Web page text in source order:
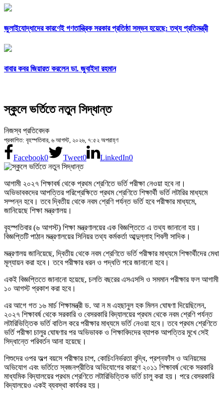
জুলাইযোদ্ধাদের কারণেই গণতান্ত্রিক সরকার প্রতিষ্ঠা সম্ভব হয়েছে: তথ্য প্রতিমন্ত্রী
বাবার কবর জিয়ারত করলেন ডা. জুবাইদা রহমান
স্কুলে ভর্তিতে নতুন সিদ্ধান্ত
নিজস্ব প্রতিবেদক
প্রকাশিত: বৃহস্পতিবার, ৬ আগস্ট, ২০২৬, ৭:৫২ অপরাহ্ণ
Facebook0 Tweet0 LinkedIn0
আগামী ২০২৭ শিক্ষাবর্ষ থেকে প্রথম শ্রেণিতে ভর্তি পরীক্ষা নেওয়া হবে না।
অভিভাবকদের আপত্তির পরিপ্রেক্ষিতে প্রথম শ্রেণিতে শিক্ষার্থী ভর্তি লটারির মাধ্যমে
সম্পন্ন হবে। তবে দ্বিতীয় থেকে নবম শ্রেণি পর্যন্ত ভর্তি হবে পরীক্ষার মাধ্যমে,
জানিয়েছে শিক্ষা মন্ত্রণালয়।
বৃহস্পতিবার (৬ আগস্ট) শিক্ষা মন্ত্রণালয়ের এক বিজ্ঞপ্তিতে এ তথ্য জানানো হয়।
বিজ্ঞপ্তিটি পাঠান মন্ত্রণালয়ের সিনিয়র তথ্য কর্মকর্তা আব্দুল্লাহ শিবলী সাদিক।
মন্ত্রণালয় জানিয়েছে, দ্বিতীয় থেকে নবম শ্রেণিতে ভর্তি পরীক্ষার মাধ্যমে শিক্ষার্থীদের মেধা
মূল্যায়ন করা হবে। তবে পরীক্ষার ধরন ও পদ্ধতি পরে জানানো হবে।
একই বিজ্ঞপ্তিতে জানানো হয়েছে, চলতি বছরের এসএসসি ও সমমান পরীক্ষার ফল আগামী
১০ আগস্ট প্রকাশ করা হবে।
এর আগে গত ১৬ মার্চ শিক্ষামন্ত্রী ড. আ ন ম এহছানুল হক মিলন ঘোষণা দিয়েছিলেন,
২০২৭ শিক্ষাবর্ষ থেকে সরকারি ও বেসরকারি বিদ্যালয়ের প্রথম থেকে নবম শ্রেণি পর্যন্ত
লটারিভিত্তিক ভর্তি বাতিল করে পরীক্ষার মাধ্যমে ভর্তি নেওয়া হবে। তবে প্রথম শ্রেণিতে
ভর্তি পরীক্ষা চালুর ঘোষণার পর অভিভাবক ও শিক্ষাবিদদের ব্যাপক আপত্তির মুখে সেই
সিদ্ধান্তে পরিবর্তন আনা হয়েছে।
শিশুদের ওপর অল্প বয়সে পরীক্ষার চাপ, কোচিংনির্ভরতা বৃদ্ধি, প্রশ্নফাঁস ও অনিয়মের
অভিযোগ এবং ভর্তিতে স্বজনপ্রীতির অভিযোগের কারণে ২০১১ শিক্ষাবর্ষ থেকে সরকারি
মাধ্যমিক বিদ্যালয়ের প্রথম শ্রেণিতে লটারিভিত্তিক ভর্তি চালু করা হয়। পরে বেসরকারি
বিদ্যালয়েও একই ব্যবস্থা কার্যকর হয়।